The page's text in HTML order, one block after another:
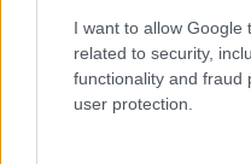
I want to allow Google
related to security,
functionality and fraud
user protection.
Somos a filial portuguesa
empresa europeia
de competências e